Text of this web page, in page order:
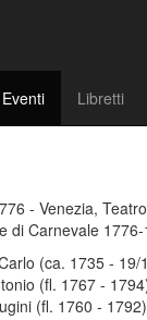
Eventi Libretti
- Venezia,
di Carnevale
(ca. 1735 - 19/
(fl. 1767 -
(fl. 1760 - 1792)